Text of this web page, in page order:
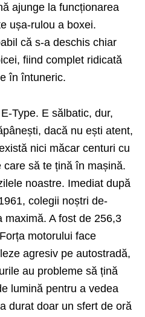
ajunge la funcționarea
ușa-rulou a boxei.
că s-a deschis chiar
fiind complet ridicată
în întuneric.
Type. E sălbatic, dur,
dacă nu ești atent,
nici măcar centuri cu
să te țină în mașină.
noastre. Imediat după
colegii noștri de-
maximă. A fost de 256,3
motorului face
agresiv pe autostradă,
au probleme să țină
lumină pentru a vedea
durat doar un sfert de oră